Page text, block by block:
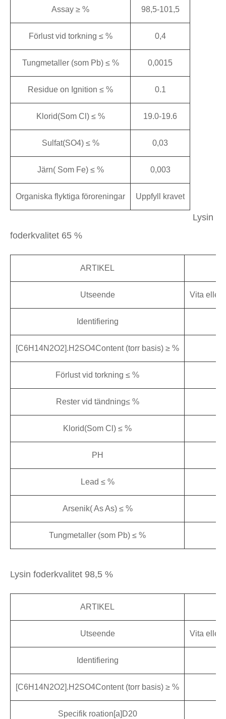
Assay ≥ % 98,5-101,5
Förlust vid torkning ≤ % 0,4
Tungmetaller (som Pb) ≤ % 0,0015
Residue on Ignition ≤ % 0.1
Klorid(Som Cl) ≤ % 19.0-19.6
Sulfat(SO4) ≤ % 0,03
Järn( Som Fe) ≤ % 0,003
Organiska flyktiga föroreningar Uppfyll kravet
Lysin
foderkvalitet 65 %
ARTIKEL
Utseende Vita eller
Identifiering
[C6H14N2O2].H2SO4Content (torr basis) ≥ %
Förlust vid torkning ≤ %
Rester vid tändning≤ %
Klorid(Som Cl) ≤ %
PH
Lead ≤ %
Arsenik( As As) ≤ %
Tungmetaller (som Pb) ≤ %
Lysin foderkvalitet 98,5 %
ARTIKEL
Utseende Vita eller
Identifiering
[C6H14N2O2].H2SO4Content (torr basis) ≥ %
Specifik roation[a]D20